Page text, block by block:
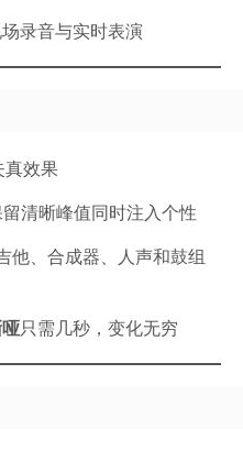
场录音与实时表演
真效果
留清晰峰值同时注入个性
他、合成器、人声和鼓组
只需几秒，变化无穷